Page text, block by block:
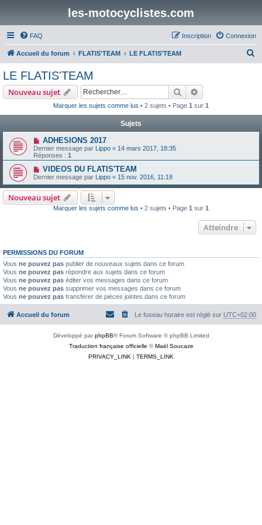
les-motocyclistes.com
FAQ Connexion
Inscription
Accueil du forum FLATIS'TEAM LE FLATIS'TEAM
LE FLATIS'TEAM
Nouveau sujet Rechercher
Marquer les sujets comme lus • 2 sujets • Page 1 sur 1
Sujets
ADHESIONS 2017
Dernier message par Lippo « 14 mars 2017, 18:35
Réponses : 1
VIDEOS DU FLATIS'TEAM
Dernier message par Lippo « 15 nov. 2016, 11:18
Nouveau sujet
Marquer les sujets comme lus • 2 sujets • Page 1 sur 1
Atteindre
PERMISSIONS DU FORUM
Vous ne pouvez pas publier de nouveaux sujets dans ce forum
Vous ne pouvez pas répondre aux sujets dans ce forum
Vous ne pouvez pas éditer vos messages dans ce forum
Vous ne pouvez pas supprimer vos messages dans ce forum
Vous ne pouvez pas transférer de pièces jointes dans ce forum
Accueil du forum Le fuseau horaire est réglé sur UTC+02:00
Développé parphpBB® Forum Software © phpBB Limited
Traduction française officielle ©Maël Soucaze
PRIVACY_LINK | TERMS_LINK